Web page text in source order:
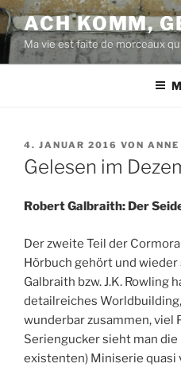
Zum
Inhalt
springen
ACH KOMM,
Ma vie est faite de morceaux
VERÖFFENTLICHT
AM
4. JANUAR 2016 VON ANNE
Gelesen im
Robert Galbraith: Der
Der zweite Teil der
Hörbuch gehört und wieder
Galbraith bzw. J.K. Rowling
detailreiches
wunderbar zusammen, viel
Seriengucker sieht man
existenten) Miniserie quasi